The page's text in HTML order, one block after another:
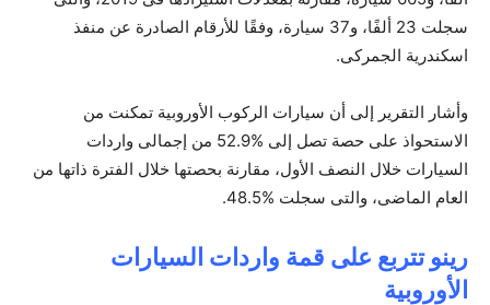
سجلت 23 ألفًا، و37 سيارة، وفقًا للأرقام الصادرة عن منفذ
اسكندرية الجمركى.
وأشار التقرير إلى أن سيارات الركوب الأوروبية تمكنت من
الاستحواذ على حصة تصل إلى %52.9 من إجمالى واردات
السيارات خلال النصف الأول، مقارنة بحصتها خلال الفترة ذاتها من
العام الماضى، والتى سجلت %48.5.
رينو تتربع على قمة واردات السيارات
الأوروبية